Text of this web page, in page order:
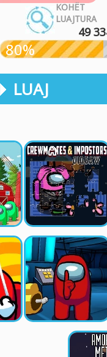
LUAJTURA
49
80%
LUAJ